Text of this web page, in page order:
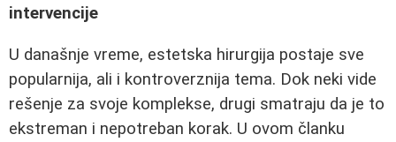
intervencije
U današnje vreme, estetska hirurgija postaje sve
popularnija, ali i kontroverznija tema. Dok neki vide
rešenje za svoje komplekse, drugi smatraju da je to
ekstreman i nepotreban korak. U ovom članku